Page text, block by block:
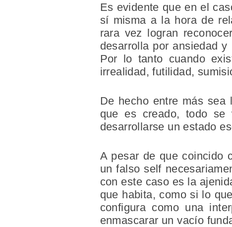
Es evidente que en el
sí misma a la hora de
rara vez logran
desarrolla por ansiedad
Por lo tanto cuando
irrealidad, futilidad,
De hecho entre más
que es creado, todo se
desarrollarse un estado
A pesar de que coincido
un falso self
con este caso es la
que habita, como si lo
configura como una
enmascarar un vacío